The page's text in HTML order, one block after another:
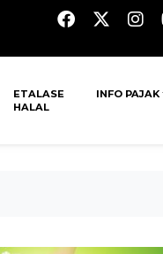
ETALASE
HALAL
INFO PAJAK